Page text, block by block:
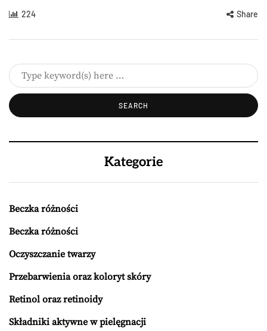
224 Share
Kategorie
Beczka różności
Beczka różności
Oczyszczanie twarzy
Przebarwienia oraz koloryt skóry
Retinol oraz retinoidy
Składniki aktywne w pielęgnacji